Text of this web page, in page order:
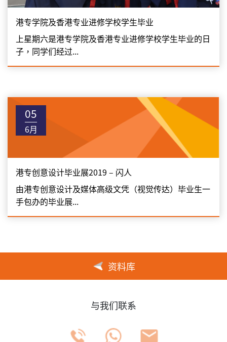
港专学院及香港专业进修学校学生毕业
上星期六是港专学院及香港专业进修学校学生毕业的日
子，同学们经过...
05
6月
港专创意设计毕业展2019 – 闪人
由港专创意设计及媒体高级文凭（视觉传达）毕业生一
手包办的毕业展...
资料库
与我们联系